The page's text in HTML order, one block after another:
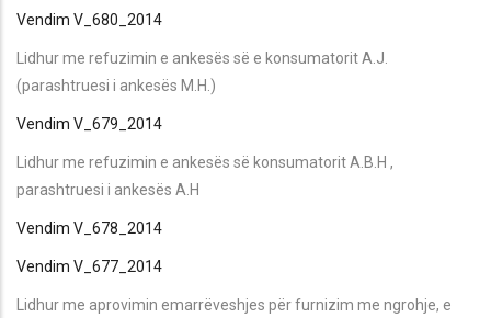
Vendim V_680_2014
Lidhur me refuzimin e ankesës së e konsumatorit A.J.
(parashtruesi i ankesës M.H.)
Vendim V_679_2014
Lidhur me refuzimin e ankesës së konsumatorit A.B.H ,
parashtruesi i ankesës A.H
Vendim V_678_2014
Vendim V_677_2014
Lidhur me aprovimin emarrëveshjes për furnizim me ngrohje, e